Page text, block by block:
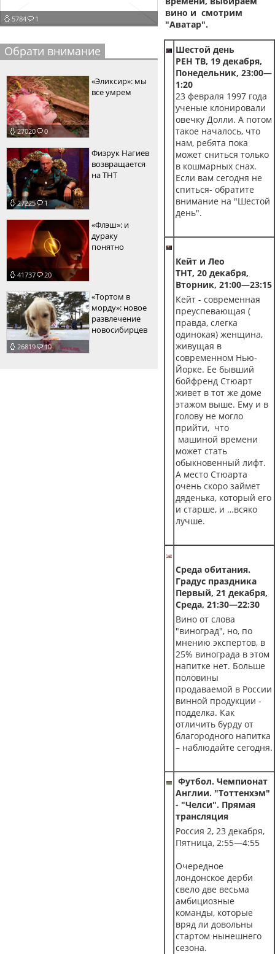
пїЅпїЅпїЅ
пїЅпїЅпїЅпїЅпїЅпїЅпїЅпїЅпїЅпїЅпїЅ
пїЅпїЅпїЅ
пїЅпїЅпїЅпїЅпїЅпїЅпїЅпїЅпїЅ
пїЅпїЅпїЅ пїЅпїЅпїЅпїЅпїЅ
пїЅпїЅпїЅ пїЅпїЅпїЅпїЅпїЅпїЅ
пїЅпїЅпїЅпїЅпїЅ
пїЅпїЅпїЅпїЅпїЅпїЅпїЅпїЅпїЅпїЅ
пїЅпїЅпїЅпїЅпїЅпїЅпїЅпїЅпїЅпїЅ
5784 1
Обрати внимание
27020 0
«Эликсир»: мы
все умрем
27225 1
Физрук Нагиев
возвращается
на ТНТ
41737 20
«Флэш»: и
дураку
понятно
26819 10
«Тортом в
морду»: новое
развлечение
новосибирцев
вино и смотрим
"Аватар".
Шестой день
РЕН ТВ, 19 декабря,
Понедельник, 23:00—
1:20
23 февраля 1997 года
ученые клонировали
овечку Долли. А потом
такое началось, что
нам, ребята пока
может сниться только
в кошмарных снах.
Если вам сегодня не
спиться- обратите
внимание на "Шестой
день".
Кейт и Лео
ТНТ, 20 декабря,
Вторник, 21:00—23:15
Кейт - современная
преуспевающая (
правда, слегка
одинокая) женщина,
живущая в
современном Нью-
Йорке. Ее бывший
бойфренд Стюарт
живет в тот же доме
этажом выше. Ему и в
голову не могло
прийти, что
машиной времени
может стать
обыкновенный лифт.
А место Стюарта
очень скоро займет
дяденька, который его
и старше, и …всяко
лучше.
Среда обитания.
Градус праздника
Первый, 21 декабря,
Среда, 21:30—22:30
Вино от слова
"виноград", но, по
мнению экспертов, в
25% винограда в этом
напитке нет. Больше
половины
продаваемой в России
винной продукции -
подделка. Как
отличить бурду от
благородного напитка
– наблюдайте сегодня.
Футбол. Чемпионат
Англии. "Тоттенхэм"
- "Челси". Прямая
трансляция
Россия 2, 23 декабря,
Пятница, 2:55—4:55
Очередное
лондонское дерби
свело две весьма
амбициозные
команды, которые
вряд ли довольны
стартом нынешнего
сезона.